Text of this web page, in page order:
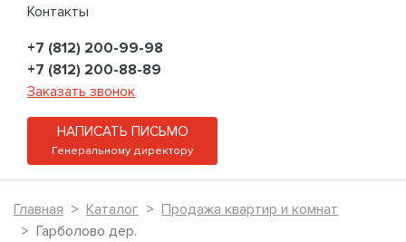
Контакты
+7 (812) 200-99-98
+7 (812) 200-88-89
Заказать звонок
НАПИСАТЬ ПИСЬМО
Генеральному директору
Главная Каталог
Продажа квартир и комнат
Гарболово дер.